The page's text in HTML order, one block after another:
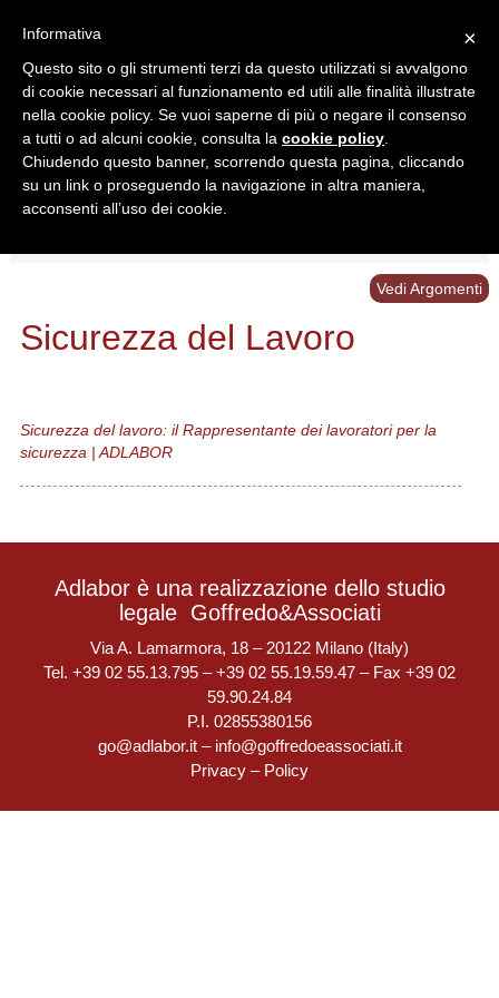
Ricerca in:
Sezione corrente
Tutto il sito
Sicurezza del Lavoro
Sicurezza del lavoro: il Rappresentante dei lavoratori per la
sicurezza | ADLABOR
Vedi Argomenti
Adlabor è una realizzazione dello studio
legale Goffredo&Associati
Via A. Lamarmora, 18 – 20122 Milano (Italy)
Tel. +39 02 55.13.795 – +39 02 55.19.59.47 – Fax +39 02
59.90.24.84
P.I. 02855380156
go@adlabor.it– info@goffredoeassociati.it
Privacy – Policy
×
Informativa
Questo sito o gli strumenti terzi da questo utilizzati si avvalgono
di cookie necessari al funzionamento ed utili alle finalità illustrate
nella cookie policy. Se vuoi saperne di più o negare il consenso
a tutti o ad alcuni cookie, consulta la cookie policy
Chiudendo questo banner, scorrendo questa pagina, cliccando
su un link o proseguendo la navigazione in altra maniera,
acconsenti all’uso dei cookie.